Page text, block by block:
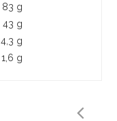
83 g
43 g
4,3 g
1,6 g